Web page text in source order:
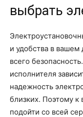
выбрать
и удобства в
всего
исполнителя
надежность
близких. Поэтому к
подойти со всей